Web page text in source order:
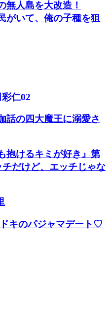
無人島を大改造！
がいて、俺の子種を狙
仁02
話の四大魔王に溺愛さ
抱けるキミが好き』第
だけど、エッチじゃな
キのパジャマデート♡